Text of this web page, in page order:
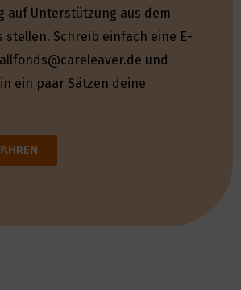
auf Unterstützung aus dem
stellen. Schreib einfach eine E-
und
ein paar Sätzen deine